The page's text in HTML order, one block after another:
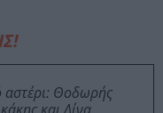
αστέρι: Θοδωρής